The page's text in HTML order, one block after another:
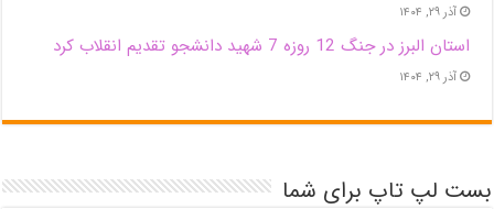
آذر ۲۹, ۱۴۰۴
استان البرز در جنگ 12 روزه 7 شهید دانشجو تقدیم انقلاب کرد
آذر ۲۹, ۱۴۰۴
بست لپ تاپ برای شما